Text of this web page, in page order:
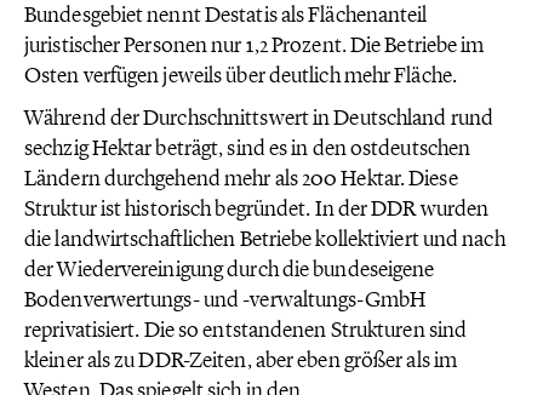
Bundesgebiet nennt Destatis als Flächenanteil
juristischer Personen nur 1,2 Prozent. Die Betriebe im
Osten verfügen jeweils über deutlich mehr Fläche.
Während der Durchschnittswert in Deutschland rund
sechzig Hektar beträgt, sind es in den ostdeutschen
Ländern durchgehend mehr als 200 Hektar. Diese
Struktur ist historisch begründet. In der DDR wurden
die landwirtschaftlichen Betriebe kollektiviert und nach
der Wiedervereinigung durch die bundeseigene
Bodenverwertungs- und -verwaltungs-GmbH
reprivatisiert. Die so entstandenen Strukturen sind
kleiner als zu DDR-Zeiten, aber eben größer als im